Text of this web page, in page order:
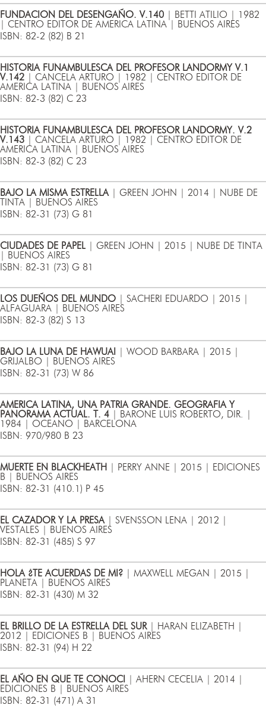
FUNDACION DEL DESENGAÑO. V.140 | BETTI ATILIO | 1982
| CENTRO EDITOR DE AMERICA LATINA | BUENOS AIRES
ISBN: 82-2 (82) B 21
HISTORIA FUNAMBULESCA DEL PROFESOR LANDORMY V.1
V.142 | CANCELA ARTURO | 1982 | CENTRO EDITOR DE
AMERICA LATINA | BUENOS AIRES
ISBN: 82-3 (82) C 23
HISTORIA FUNAMBULESCA DEL PROFESOR LANDORMY. V.2
V.143 | CANCELA ARTURO | 1982 | CENTRO EDITOR DE
AMERICA LATINA | BUENOS AIRES
ISBN: 82-3 (82) C 23
BAJO LA MISMA ESTRELLA | GREEN JOHN | 2014 | NUBE DE
TINTA | BUENOS AIRES
ISBN: 82-31 (73) G 81
CIUDADES DE PAPEL | GREEN JOHN | 2015 | NUBE DE TINTA
| BUENOS AIRES
ISBN: 82-31 (73) G 81
LOS DUEÑOS DEL MUNDO | SACHERI EDUARDO | 2015 |
ALFAGUARA | BUENOS AIRES
ISBN: 82-3 (82) S 13
BAJO LA LUNA DE HAWUAI
| WOOD BARBARA | 2015 |
GRIJALBO | BUENOS AIRES
ISBN: 82-31 (73) W 86
AMERICA LATINA, UNA PATRIA GRANDE. GEOGRAFIA Y
PANORAMA ACTUAL. T. 4 | BARONE LUIS ROBERTO, DIR. |
1984 | OCEANO | BARCELONA
ISBN: 970/980 B 23
MUERTE EN BLACKHEATH
| PERRY ANNE | 2015 | EDICIONES
B | BUENOS AIRES
ISBN: 82-31 (410.1) P 45
EL CAZADOR Y LA PRESA | SVENSSON LENA | 2012 |
VESTALES | BUENOS AIRES
ISBN: 82-31 (485) S 97
HOLA ¿TE ACUERDAS DE MI? | MAXWELL MEGAN | 2015 |
PLANETA | BUENOS AIRES
ISBN: 82-31 (430) M 32
EL BRILLO DE LA ESTRELLA DEL SUR| HARAN ELIZABETH |
2012 | EDICIONES B | BUENOS AIRES
ISBN: 82-31 (94) H 22
EL AÑO EN QUE TE CONOCI
| AHERN CECELIA | 2014 |
EDICIONES B | BUENOS AIRES
ISBN: 82-31 (471) A 31